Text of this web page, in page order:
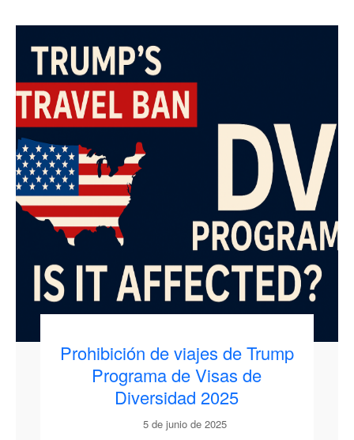
Prohibición de viajes de Trump
Programa de Visas de
Diversidad 2025
5 de junio de 2025